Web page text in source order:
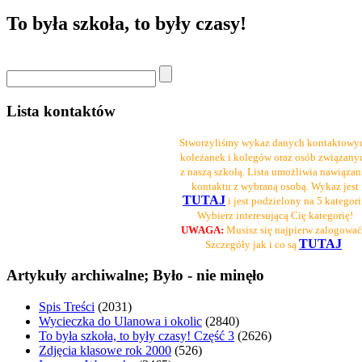
To była szkoła, to były czasy!
Lista kontaktów
Stworzyliśmy wykaz danych
koleżanek i kolegów oraz osób
z naszą szkołą. Lista umożliwia
kontaktu z wybraną osobą. Wykaz jest
TUTAJ i jest podzielony na 5
Wybierz interesującą Cię kategorię!
UWAGA: Musisz się najpierw
Szczegóły jak i co są TUTAJ
Artykuły archiwalne; Było - nie minęło
Spis Treści (2031)
Wycieczka do Ulanowa i okolic (2840)
To była szkoła, to były czasy! Część 3 (2626)
Zdjęcia klasowe rok 2000 (526)